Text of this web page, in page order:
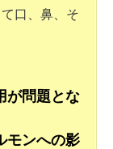
口、鼻、そ
が問題とな
モンへの影